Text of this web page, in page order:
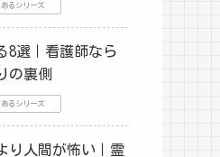
あるシリーズ
8選｜看護師なら
の裏側
あるシリーズ
り人間が怖い｜霊